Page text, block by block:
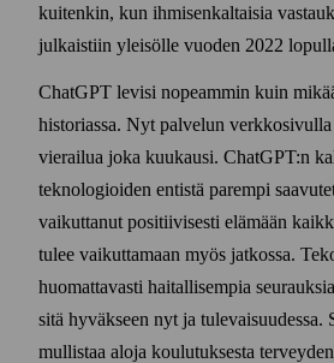
kuitenkin, kun ihmisen­kaltaisia
julkaistiin yleisölle vuoden 2022
ChatGPT levisi nopeammin kuin
historiassa. Nyt palvelun
vierailua joka kuu­kausi. ChatGPT:n
teknologioiden entistä parempi
vaikuttanut positiivisesti elämään
tulee vaikuttamaan myös jatkossa.
huomattavasti haitallisempia
sitä hyväkseen nyt ja tulevaisuudessa.
mullistaa aloja koulutuksesta